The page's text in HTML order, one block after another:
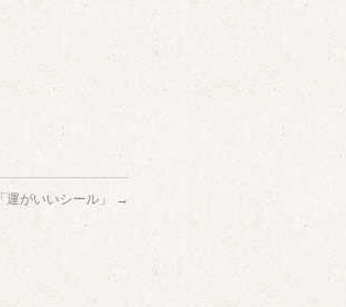
「運がいいシール」 →